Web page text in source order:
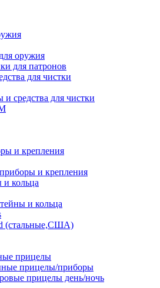
оружия
для патронов
для чистки
и средства для чистки
и крепления
и крепления
кольца
и кольца
(стальные,США)
прицелы
прицелы/приборы
прицелы день/ночь